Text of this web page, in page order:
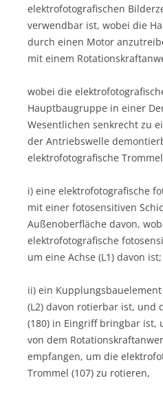
elektrofotografischen
verwendbar ist, wobei die
durch einen Motor
mit einem
wobei die
Hauptbaugruppe in einer
Wesentlichen senkrecht zu
der Antriebswelle
elektrofotografische
i) eine elektrofotografische
mit einer fotosensitiven
Außenoberfläche davon,
elektrofotografische
um eine Achse (L1) davon ist;
ii) ein
(L2) davon rotierbar ist, und
(180) in Eingriff bringbar ist,
von dem
empfangen, um die
Trommel (107) zu rotieren,